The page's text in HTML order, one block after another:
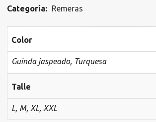
Categoría: Remeras
Color
Guinda jaspeado, Turquesa
Talle
L, M, XL, XXL